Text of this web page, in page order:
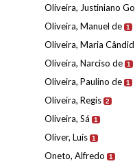
Oliveira, Justiniano
Oliveira, Manuel de 1
Oliveira, Maria
Oliveira, Narciso de 1
Oliveira, Paulino de 1
Oliveira, Regis 2
Oliveira, Sá 1
Oliver, Luís 1
Oneto, Alfredo 1